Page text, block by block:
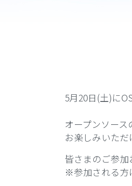
5月20日(土)に
オープンソー
お楽しみいただ
皆さまのご参加
※参加される方